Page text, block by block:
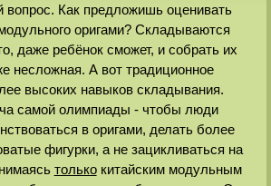
вопрос. Как предложишь оценивать
оригами? Складываются
даже ребёнок сможет, и собрать их
несложная. А вот традиционное
высоких навыков складывания.
самой олимпиады - чтобы люди
в оригами, делать более
фигурки, а не зацикливаться на
толькокитайским модульным